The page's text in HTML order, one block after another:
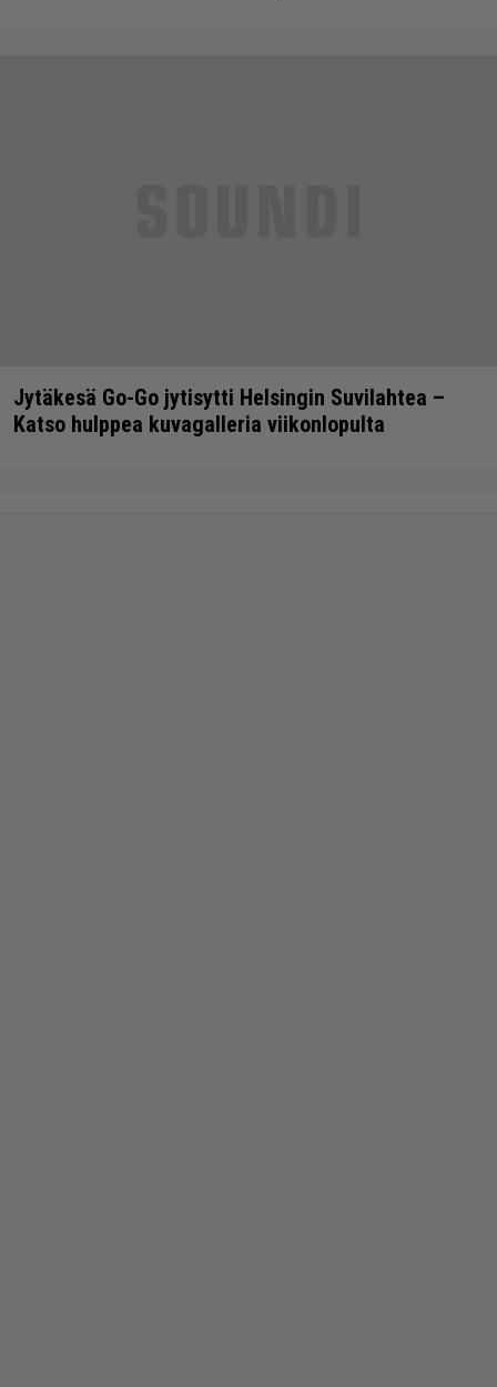
Jytäkesä Go-Go jytisytti Helsingin Suvilahtea –
Katso hulppea kuvagalleria viikonlopulta